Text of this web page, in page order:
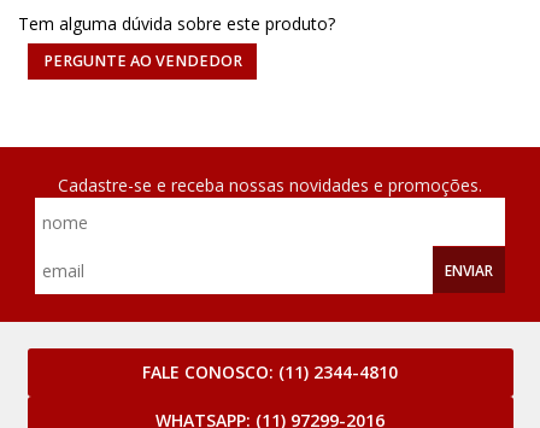
Tem alguma dúvida sobre este produto?
PERGUNTE AO VENDEDOR
Cadastre-se e receba nossas novidades e promoções.
ENVIAR
FALE CONOSCO: (11) 2344-4810
WHATSAPP: (11) 97299-2016